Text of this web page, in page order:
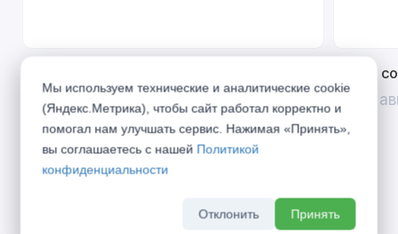
скидка 10% на межкомнатные двери при
покупке входной двери
До 31 августа 2026 г
Divilux
До 31
Мы используем технические и аналитические cookie
(Яндекс.Метрика), чтобы сайт работал корректно и
помогал нам улучшать сервис. Нажимая «Принять»,
вы соглашаетесь с нашей Политикой
конфиденциальности
Отклонить Принять